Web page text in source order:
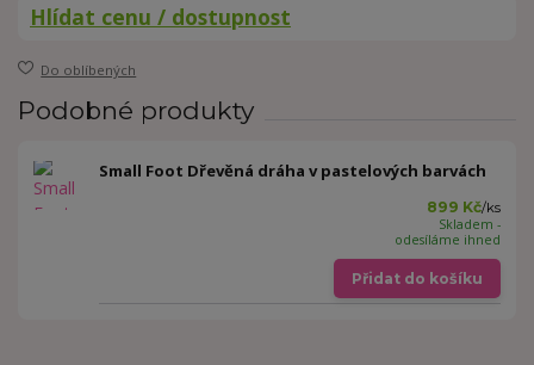
Hlídat cenu / dostupnost
Do oblíbených
Podobné produkty
Small Foot Dřevěná dráha v pastelových barvách
899 Kč/ks
Skladem -
odesíláme ihned
Přidat do košíku